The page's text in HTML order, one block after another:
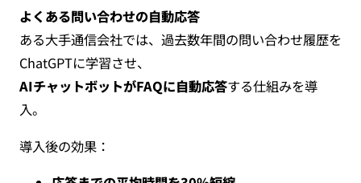
よくある問い合わせの自動応答
ある大手通信会社では、過去数年間の問い合わせ履歴を
ChatGPTに学習させ、
AIチャットボットがFAQに自動応答する仕組みを導
入。
導入後の効果：